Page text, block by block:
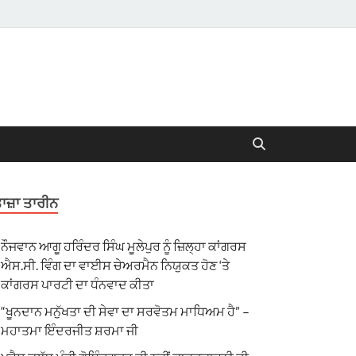
ਤਾਰੀਨ
ਨੌਜਵਾਨ ਆਗੂ ਹਰਿੰਦਰ ਸਿੰਘ ਮੂਲੇਪੁਰ ਨੂੰ ਜ਼ਿਲ੍ਹਾ ਕਾਂਗਰਸ
ਐਸ.ਸੀ. ਵਿੰਗ ਦਾ ਵਾਈਸ ਚੇਅਰਮੈਨ ਨਿਯੁਕਤ ਹੋਣ ‘ਤੇ
ਕਾਂਗਰਸ ਪਾਰਟੀ ਦਾ ਧੰਨਵਾਦ ਕੀਤਾ
“ਖੂਨਦਾਨ ਮਨੁੱਖਤਾ ਦੀ ਸੇਵਾ ਦਾ ਸਰਵੋਤਮ ਮਾਧਿਅਮ ਹੈ” –
ਮਹਾਤਮਾ ਇੰਦਰਜੀਤ ਸ਼ਰਮਾ ਜੀ